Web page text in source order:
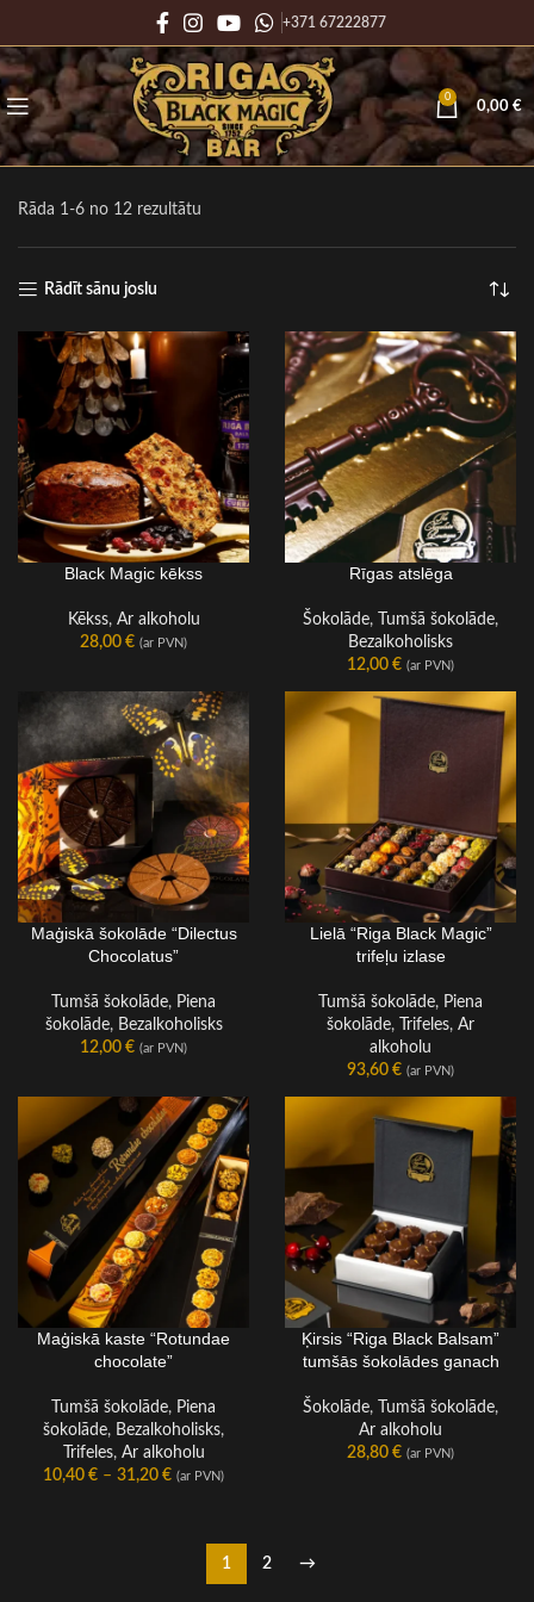
+371 67222877
0
0,00 €
Rāda 1-6 no 12 rezultātu
Rādīt sānu joslu
Black Magic kēkss
Kēkss, Ar alkoholu
28,00 € (ar PVN)
Rīgas atslēga
Šokolāde, Tumšā šokolāde,
Bezalkoholisks
12,00 € (ar PVN)
ŠOKOLĀDES VEIDS
Maģiskā šokolāde “Dilectus
Chocolatus”
Tumšā šokolāde, Piena
šokolāde, Bezalkoholisks
12,00 € (ar PVN)
Lielā “Riga Black Magic”
trifeļu izlase
Tumšā šokolāde, Piena
šokolāde, Trifeles, Ar
alkoholu
93,60 € (ar PVN)
DAUDZUMS KASTĒ
Maģiskā kaste “Rotundae
chocolate”
Tumšā šokolāde, Piena
šokolāde, Bezalkoholisks,
Trifeles, Ar alkoholu
10,40 € – 31,20 € (ar PVN)
Ķirsis “Riga Black Balsam”
tumšās šokolādes ganach
Šokolāde, Tumšā šokolāde,
Ar alkoholu
28,80 € (ar PVN)
1 2 →